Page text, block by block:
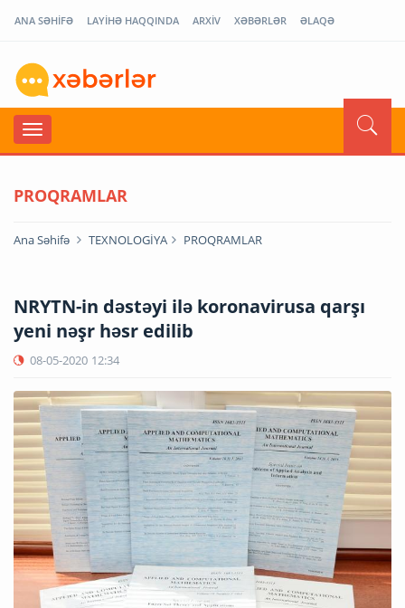
ANA SƏHİFƏ LAYİHƏ HAQQINDA ARXİV XƏBƏRLƏR ƏLAQƏ
PROQRAMLAR
Ana Səhifə TEXNOLOGİYA PROQRAMLAR
NRYTN-in dəstəyi ilə koronavirusa qarşı
yeni nəşr həsr edilib
08-05-2020 12:34